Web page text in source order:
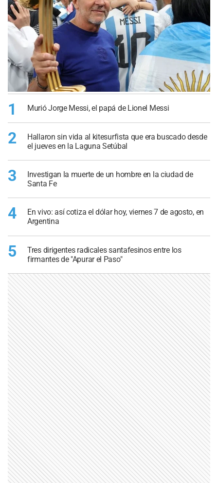
1 Murió Jorge Messi, el papá de Lionel Messi
2
Hallaron sin vida al kitesurfista que era buscado desde
el jueves en la Laguna Setúbal
3
Investigan la muerte de un hombre en la ciudad de
Santa Fe
4
En vivo: así cotiza el dólar hoy, viernes 7 de agosto, en
Argentina
5
Tres dirigentes radicales santafesinos entre los
firmantes de "Apurar el Paso"